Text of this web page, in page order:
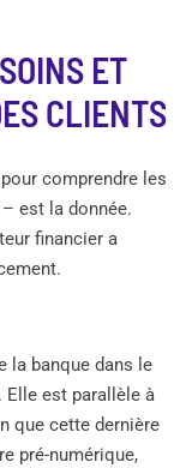
ET
CLIENTS
comprendre les
est la donnée.
financier a
la banque dans le
Elle est parallèle à
que cette dernière
pré-numérique,